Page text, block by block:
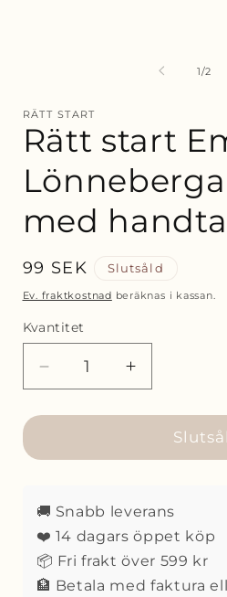
1/av
2
RÄTT START
Rätt start
med
Ordinarie
pris
99 SEK Slutsåld
Ev. fraktkostnad beräknas i kassan.
Kvantitet
Minska
kvantitet
för
start
i
Lönneberga
Mugg
med
handtag
Öka
kvantitet
för
start
Lönneberga
Mugg
med
handtag
🚚 Snabb leverans
❤️ 14 dagars öppet köp
📦 Fri frakt över 599 kr
🏦 Betala med faktura